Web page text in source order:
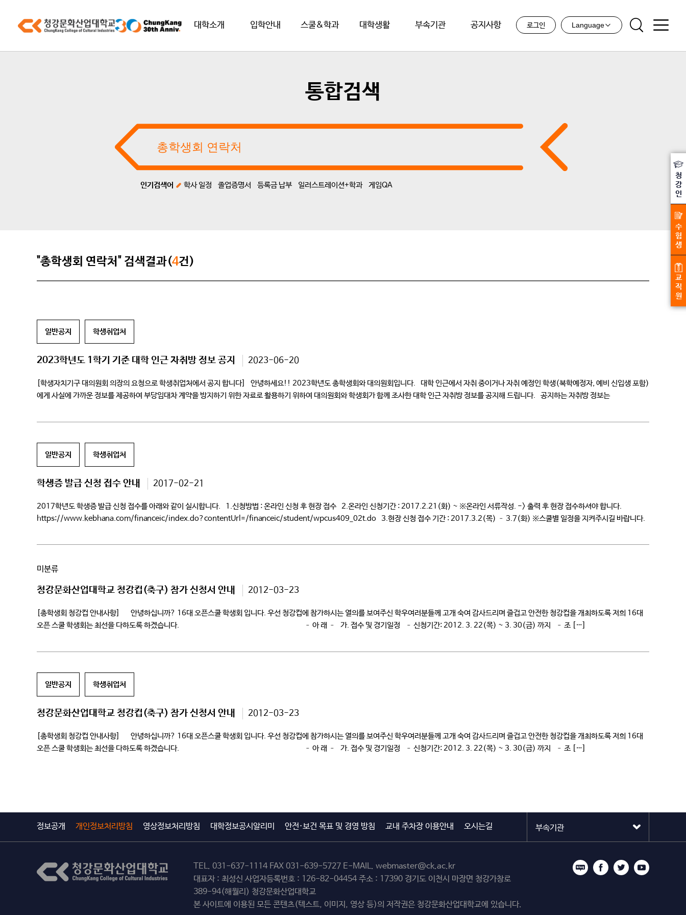
대학소개 입학안내 스쿨&학과 대학생활 부속기관 공지사항 로그인 Language
통합검색
인기검색어 학사 일정 졸업증명서 등록금 납부 일러스트레이션+학과 게임QA
"총학생회 연락처" 검색결과(4건)
일반공지 학생취업처
2023학년도 1학기 기준 대학 인근 자취방 정보 공지 2023-06-20
[학생자치기구 대의원회 의장의 요청으로 학생취업처에서 공지 합니다] 안녕하세요!! 2023학년도 총학생회와 대의원회입니다. 대학 인근에서 자취 중이거나 자취 예정인 학생(복학예정자, 예비 신입생 포함)
에게 사실에 가까운 정보를 제공하여 부당임대차 계약을 방지하기 위한 자료로 활용하기 위하여 대의원회와 학생회가 함께 조사한 대학 인근 자취방 정보를 공지해 드립니다. 공지하는 자취방 정보는
일반공지 학생취업처
학생증 발급 신청 접수 안내 2017-02-21
2017학년도 학생증 발급 신청 접수를 아래와 같이 실시합니다. 1.신청방법 : 온라인 신청 후 현장 접수 2.온라인 신청기간 : 2017.2.21(화) ~ ※온라인 서류작성. -> 출력 후 현장 접수하셔야 합니다.
https://www.kebhana.com/financeic/index.do?contentUrl=/financeic/student/wpcus409_02t.do 3.현장 신청 접수 기간 : 2017.3.2(목) – 3.7(화) ※스쿨별 일정을 지켜주시길 바랍니다.
미분류
청강문화산업대학교 청강컵(축구) 참가 신청서 안내 2012-03-23
[총학생회 청강컵 안내사항] 안녕하십니까? 16대 오픈스쿨 학생회 입니다. 우선 청강컵에 참가하시는 열의를 보여주신 학우여러분들께 고개 숙여 감사드리며 즐겁고 안전한 청강컵을 개최하도록 저희 16대
오픈 스쿨 학생회는 최선을 다하도록 하겠습니다. – 아 래 – 가. 접수 및 경기일정 – 신청기간: 2012. 3. 22(목) ~ 3. 30(금) 까지 – 조 […]
일반공지 학생취업처
청강문화산업대학교 청강컵(축구) 참가 신청서 안내 2012-03-23
[총학생회 청강컵 안내사항] 안녕하십니까? 16대 오픈스쿨 학생회 입니다. 우선 청강컵에 참가하시는 열의를 보여주신 학우여러분들께 고개 숙여 감사드리며 즐겁고 안전한 청강컵을 개최하도록 저희 16대
오픈 스쿨 학생회는 최선을 다하도록 하겠습니다. – 아 래 – 가. 접수 및 경기일정 – 신청기간: 2012. 3. 22(목) ~ 3. 30(금) 까지 – 조 […]
정보공개 개인정보처리방침 영상정보처리방침 대학정보공시알리미 안전·보건 목표 및 경영 방침 교내 주차장 이용안내 오시는길
TEL. 031-637-1114 FAX 031-639-5727 E-MAIL. webmaster@ck.ac.kr
대표자 : 최성신 사업자등록번호 : 126-82-04454 주소 : 17390 경기도 이천시 마장면 청강가창로
389-94(해월리) 청강문화산업대학교
본 사이트에 이용된 모든 콘텐츠(텍스트, 이미지, 영상 등)의 저작권은 청강문화산업대학교에 있습니다.
청
강
인
수
험
생
교
직
원